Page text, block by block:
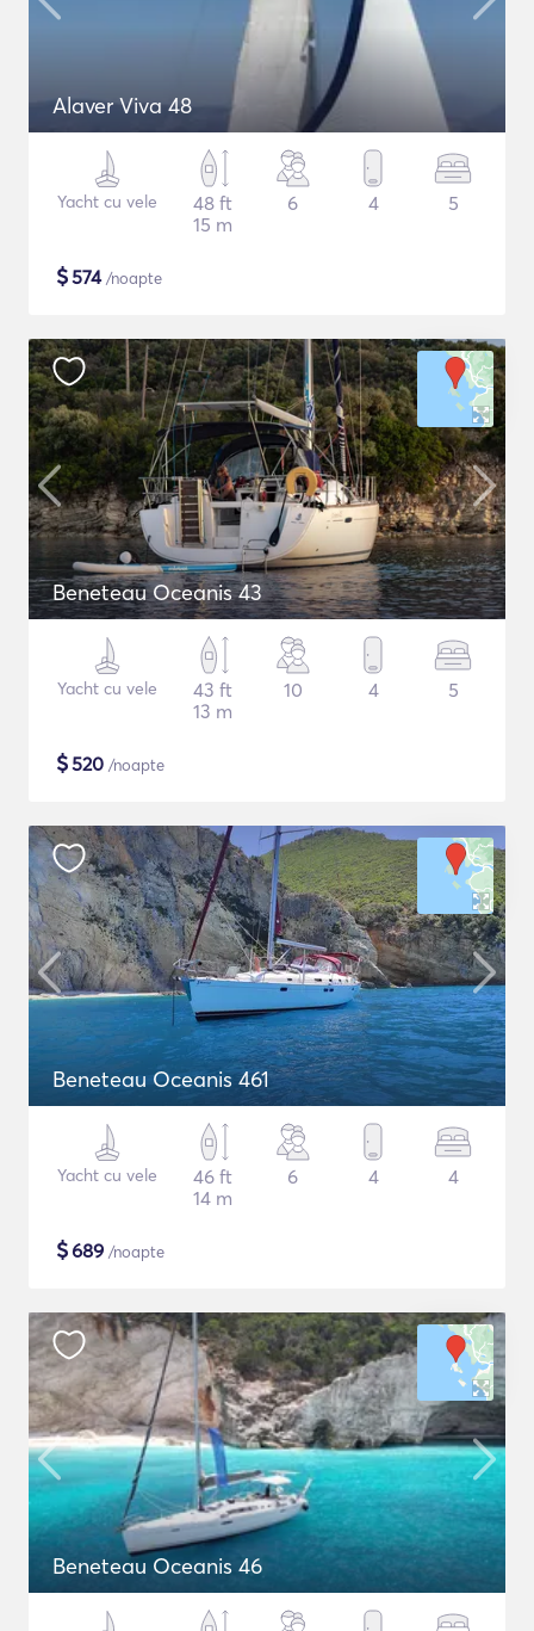
Alaver Viva 48
Yacht cu vele
48 ft
15 m
6 4 5
$574/noapte
Beneteau Oceanis 43
Yacht cu vele
43 ft
13 m
10 4 5
$520 /noapte
Beneteau Oceanis 461
Yacht cu vele
46 ft
14 m
6 4 4
$689 /noapte
Beneteau Oceanis 46